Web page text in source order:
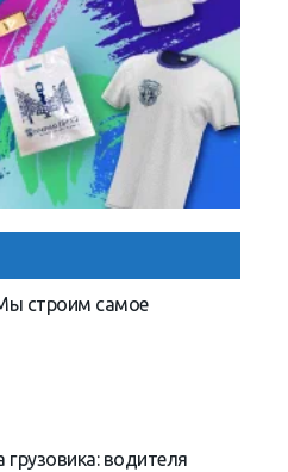
строим самое
водителя